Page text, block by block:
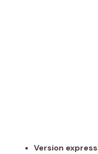
Version express